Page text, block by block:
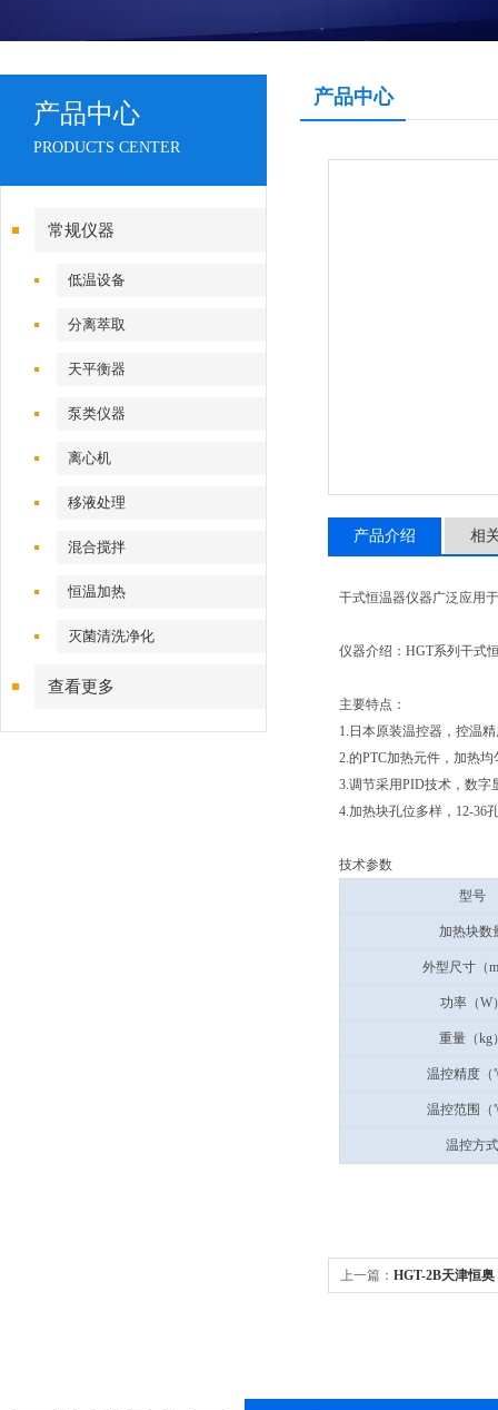
产品中心
PRODUCTS CENTER
常规仪器
低温设备
分离萃取
天平衡器
泵类仪器
离心机
移液处理
混合搅拌
恒温加热
灭菌清洗净化
查看更多
产品中心
产品介绍 相
干式恒温器仪器广泛应用
仪器介绍：HGT系列干式
主要特点：
1.日本原装温控器，控温
2.的PTC加热元件，加热
3.调节采用PID技术，数
4.加热块孔位多样，12-36
技术参数
型号
加热块数
外型尺寸（
功率（W
重量（kg
温控精度
温控范围
温控方式
上一篇： HGT-2B天津恒